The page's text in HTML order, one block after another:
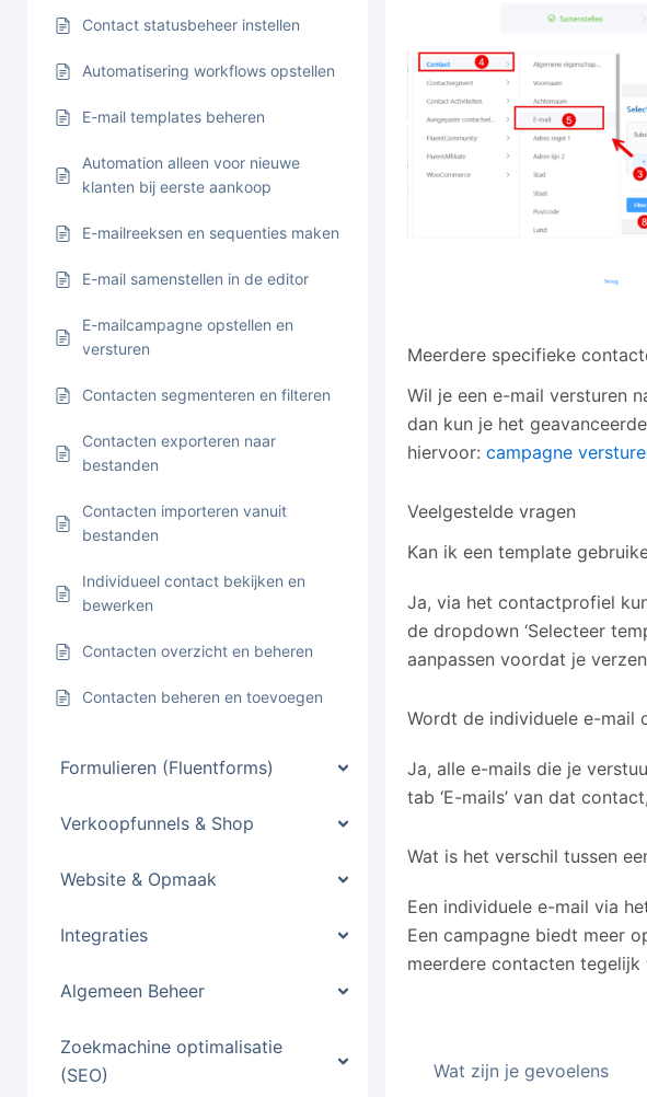
Contact statusbeheer instellen
Automatisering workflows opstellen
E-mail templates beheren
Automation alleen voor nieuwe
klanten bij eerste aankoop
E-mailreeksen en sequenties maken
E-mail samenstellen in de editor
E-mailcampagne opstellen en
versturen
Contacten segmenteren en filteren
Contacten exporteren naar
bestanden
Contacten importeren vanuit
bestanden
Individueel contact bekijken en
bewerken
Contacten overzicht en beheren
Contacten beheren en toevoegen
Formulieren (Fluentforms)
Verkoopfunnels & Shop
Website & Opmaak
Integraties
Algemeen Beheer
Zoekmachine optimalisatie
(SEO)
Meerdere specifieke
Wil je een e-mail versturen
dan kun je het
hiervoor:campagne
Veelgestelde vragen
Kan ik een template
Ja, via het contactprofiel
de dropdown ‘Selecteer
aanpassen voordat je
Wordt de individuele e-mail
Ja, alle e-mails die je
tab ‘E-mails’ van dat
Wat is het verschil tussen
Een individuele e-mail via
Een campagne biedt meer
meerdere contacten tegelijk
Wat zijn je gevoelens